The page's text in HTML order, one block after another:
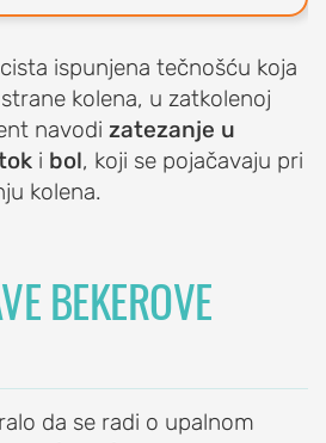
ispunjena tečnošću koja
kolena, u zatkolenoj
navodi zatezanje u
i bol, koji se pojačavaju pri
kolena.
BEKEROVE
da se radi o upalnom